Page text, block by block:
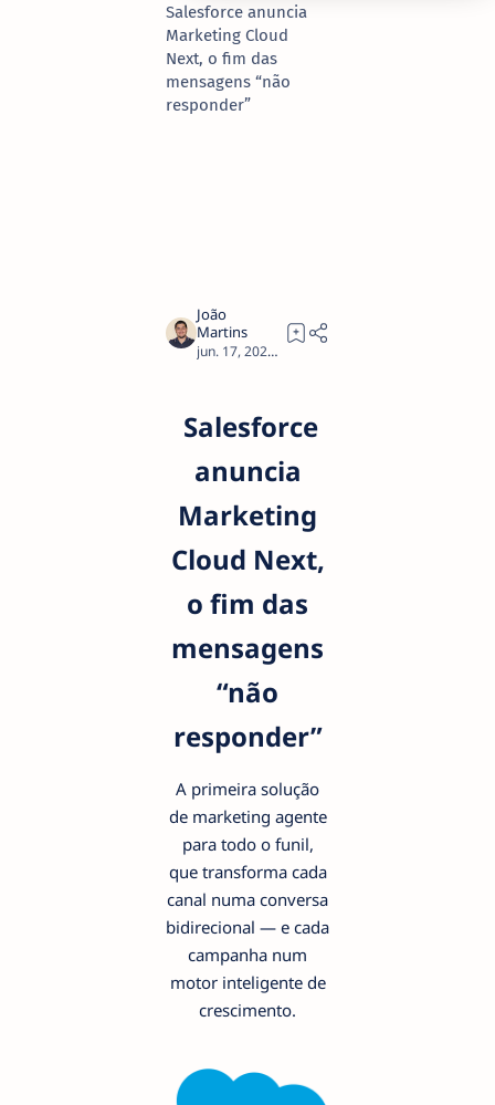
Salesforce anuncia
Marketing Cloud
Next, o fim das
mensagens “não
responder”
Salesforce
anuncia
Marketing
Cloud Next,
o fim das
mensagens
“não
responder”
A primeira solução
de marketing agente
para todo o funil,
que transforma cada
canal numa conversa
bidirecional — e cada
campanha num
motor inteligente de
crescimento.